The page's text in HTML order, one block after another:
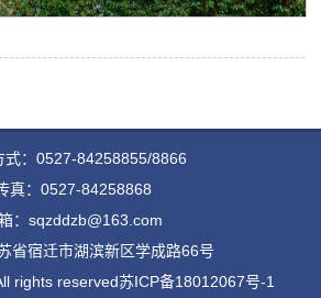
式：0527-84258855/8866
真：0527-84258868
：sqzddzb@163.com
省宿迁市湖滨新区学成路66号
rights reserved苏ICP备18012067号-1